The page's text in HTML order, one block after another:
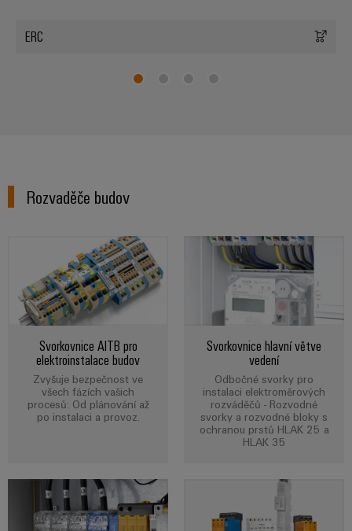
a
Zákaznický
návrh
kabelu
inovace
Praktická
konektivita
pro vaše
průmyslové
ERC
Rozvaděče budov
Svorkovnice AITB pro
elektroinstalace budov
Zvyšuje bezpečnost ve
všech fázích vašich
procesů: Od plánování až
po instalaci a provoz.
Svorkovnice hlavní větve
vedení
Odbočné svorky pro
instalaci elektroměrových
rozváděčů - Rozvodné
svorky a rozvodné bloky s
ochranou prstů HLAK 25 a
HLAK 35